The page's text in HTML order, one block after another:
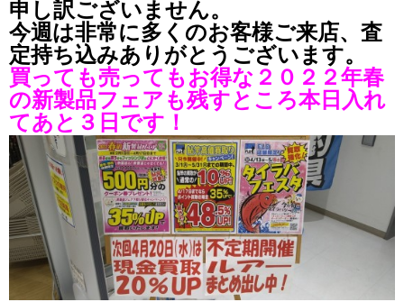
申し訳ございません。
今週は非常に多くのお客様ご来店、査
定持ち込みありがとうございます。
買っても売ってもお得な２０２２年春
の新製品フェアも残すところ本日入れ
てあと３日です！